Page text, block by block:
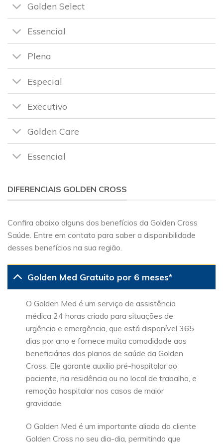
Golden Select
Essencial
Plena
Especial
Executivo
Golden Care
Essencial
DIFERENCIAIS GOLDEN CROSS
Confira abaixo alguns dos benefícios da Golden Cross
Saúde. Entre em contato para saber a disponibilidade
desses benefícios na sua região.
Golden Med Gratuito por 6 meses*
O Golden Med é um serviço de assistência
médica 24 horas criado para situações de
urgência e emergência, que está disponível 365
dias por ano e fornece muita comodidade aos
beneficiários dos planos de saúde da Golden
Cross. Ele garante auxílio pré-hospitalar ao
paciente, na residência ou no local de trabalho, e
remoção hospitalar nos casos de maior
gravidade.
O Golden Med é um importante aliado do cliente
Golden Cross no seu dia-dia, permitindo que